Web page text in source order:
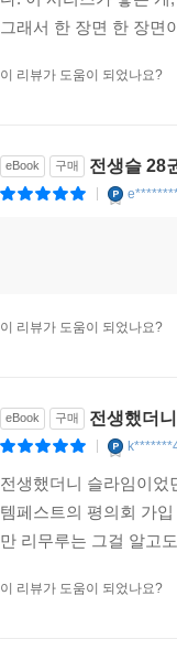
다. 이 시리즈가 좋은
eBook 구매 전생슬 28
eBook 구매 전생했더
|
전생했더니 슬라임이었
템페스트의 평의회 가